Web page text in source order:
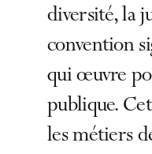
diversité, la
convention
qui œuvre
publique.
les métiers